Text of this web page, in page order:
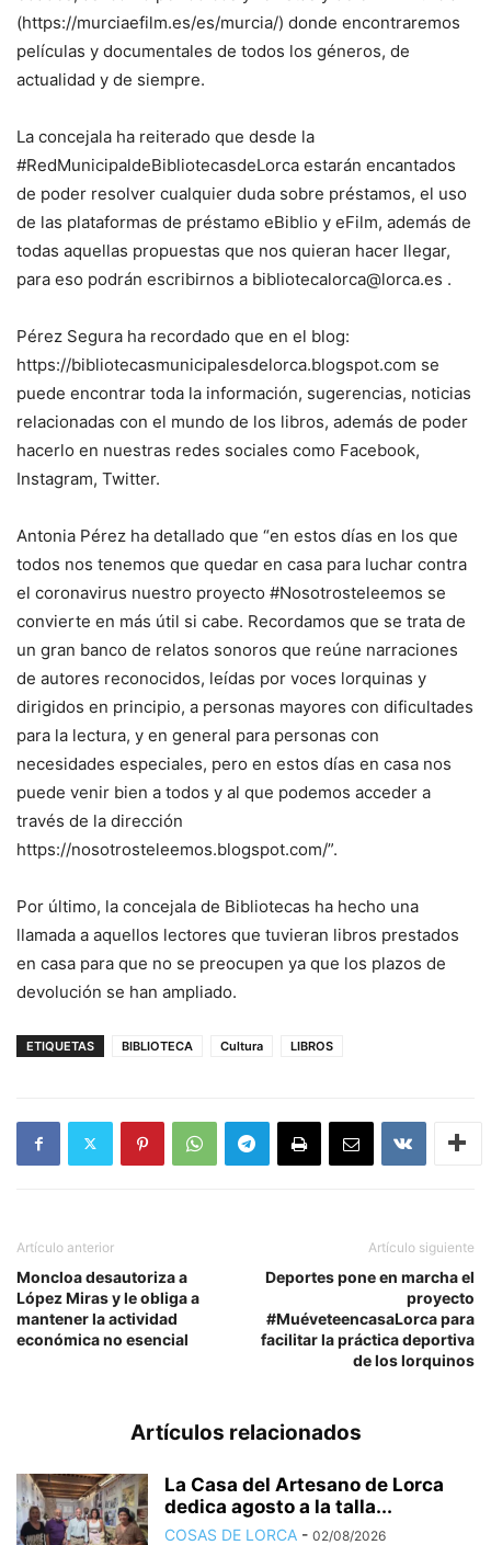
(https://murciaefilm.es/es/murcia/) donde encontraremos
películas y documentales de todos los géneros, de
actualidad y de siempre.
La concejala ha reiterado que desde la
#RedMunicipaldeBibliotecasdeLorca estarán encantados
de poder resolver cualquier duda sobre préstamos, el uso
de las plataformas de préstamo eBiblio y eFilm, además de
todas aquellas propuestas que nos quieran hacer llegar,
para eso podrán escribirnos a bibliotecalorca@lorca.es .
Pérez Segura ha recordado que en el blog:
https://bibliotecasmunicipalesdelorca.blogspot.com se
puede encontrar toda la información, sugerencias, noticias
relacionadas con el mundo de los libros, además de poder
hacerlo en nuestras redes sociales como Facebook,
Instagram, Twitter.
Antonia Pérez ha detallado que “en estos días en los que
todos nos tenemos que quedar en casa para luchar contra
el coronavirus nuestro proyecto #Nosotrosteleemos se
convierte en más útil si cabe. Recordamos que se trata de
un gran banco de relatos sonoros que reúne narraciones
de autores reconocidos, leídas por voces lorquinas y
dirigidos en principio, a personas mayores con dificultades
para la lectura, y en general para personas con
necesidades especiales, pero en estos días en casa nos
puede venir bien a todos y al que podemos acceder a
través de la dirección
https://nosotrosteleemos.blogspot.com/”.
Por último, la concejala de Bibliotecas ha hecho una
llamada a aquellos lectores que tuvieran libros prestados
en casa para que no se preocupen ya que los plazos de
devolución se han ampliado.
ETIQUETAS BIBLIOTECA Cultura LIBROS
Artículo anterior
Moncloa desautoriza a
López Miras y le obliga a
mantener la actividad
económica no esencial
Artículo siguiente
Deportes pone en marcha el
proyecto
#MuéveteencasaLorca para
facilitar la práctica deportiva
de los lorquinos
Artículos relacionados
La Casa del Artesano de Lorca
dedica agosto a la talla...
COSAS DE LORCA - 02/08/2026